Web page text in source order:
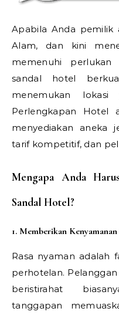
Apabila Anda pemilik
Alam, dan kini
memenuhi perlukan
sandal hotel
menemukan
Perlengkapan Hotel
menyediakan aneka
tarif kompetitif, dan
Mengapa Anda
Sandal Hotel?
1. Memberikan
Rasa nyaman adalah
perhotelan.
beristirahat
tanggapan